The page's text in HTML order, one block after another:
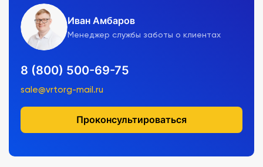
Иван Амбаров
Менеджер службы заботы о клиентах
8 (800) 500-69-75
sale@vrtorg-mail.ru
Проконсультироваться